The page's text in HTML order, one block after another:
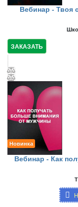
Вебинар - Твоя
ЗАКАЗАТЬ
Новинка
Вебинар - Как